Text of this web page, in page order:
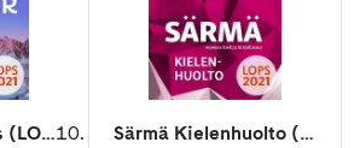
Manner Kertaus (LOPS21) digikirja 12 kk ONL Särmä Kielenhuolto (LOPS21) digitehtävät 48 kk ONL